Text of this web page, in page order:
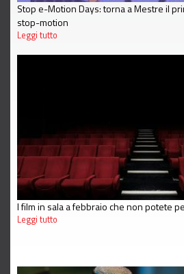
Stop e-Motion Days: torna a Mestre il
stop-motion
Leggi tutto
I film in sala a febbraio che non potete
Leggi tutto